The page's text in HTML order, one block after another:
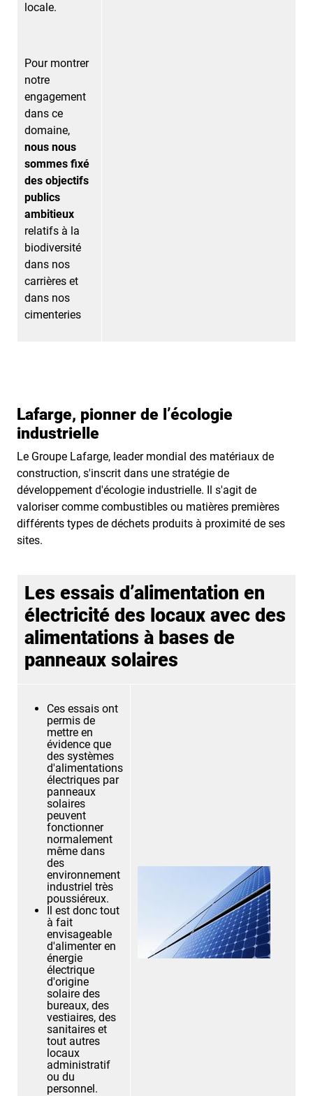
locale.
Pour montrer
notre
engagement
dans ce
domaine,
nous nous
sommes fixé
des objectifs
publics
ambitieux
relatifs à la
biodiversité
dans nos
carrières et
dans nos
cimenteries
Lafarge, pionner de l’écologie
industrielle
Le Groupe Lafarge, leader mondial des matériaux de
construction, s'inscrit dans une stratégie de
développement d'écologie industrielle. Il s'agit de
valoriser comme combustibles ou matières premières
différents types de déchets produits à proximité de ses
sites.
Les essais d’alimentation en
électricité des locaux avec des
alimentations à bases de
panneaux solaires
Ces essais ont
permis de
mettre en
évidence que
des systèmes
d'alimentations
électriques par
panneaux
solaires
peuvent
fonctionner
normalement
même dans
des
environnement
industriel très
poussiéreux.
Il est donc tout
à fait
envisageable
d'alimenter en
énergie
électrique
d'origine
solaire des
bureaux, des
vestiaires, des
sanitaires et
tout autres
locaux
administratif
ou du
personnel.